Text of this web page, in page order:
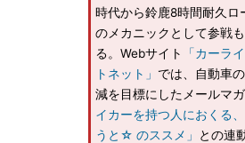
時代から鈴鹿8時間耐久ロ
のメカニックとして参戦
る。Webサイト
「カーラ
トネット」 では、自動車
減を目標にしたメールマ
イカーを持つ人におくる
うと☆ のススメ」
との連